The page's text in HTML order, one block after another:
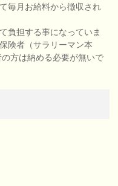
毎月お給料から徴収され
負担する事になっていま
険者（サラリーマン本
方は納める必要が無いで